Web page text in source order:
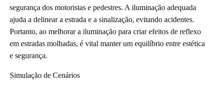
segurança dos motoristas e pedestres. A iluminação adequada
ajuda a delinear a estrada e a sinalização, evitando acidentes.
Portanto, ao melhorar a iluminação para criar efeitos de reflexo
em estradas molhadas, é vital manter um equilíbrio entre estética
e segurança.
Simulação de Cenários